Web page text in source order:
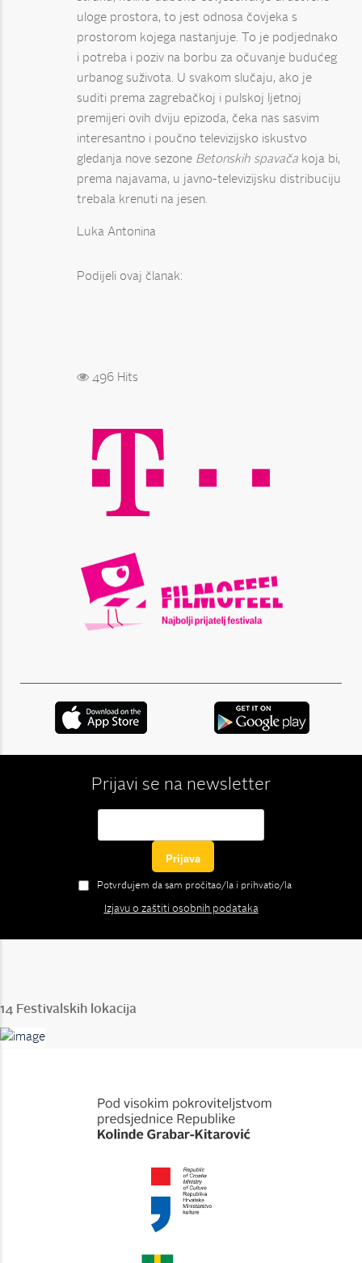
uloge prostora, to jest odnosa čovjeka s
prostorom kojega nastanjuje. To je podjednako
i potreba i poziv na borbu za očuvanje budućeg
urbanog suživota. U svakom slučaju, ako je
suditi prema zagrebačkoj i pulskoj ljetnoj
premijeri ovih dviju epizoda, čeka nas sasvim
interesantno i poučno televizijsko iskustvo
gledanja nove sezone Betonskih spavača koja bi,
prema najavama, u javno-televizijsku distribuciju
trebala krenuti na jesen.
Luka Antonina
Podijeli ovaj članak:
496 Hits
Prijavi se na newsletter
Potvrđujem da sam pročitao/la i prihvatio/la
Izjavu o zaštiti osobnih podataka
14 Festivalskih lokacija